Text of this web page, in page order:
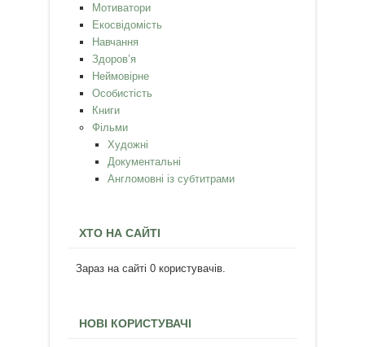
Мотиватори
Екосвідомість
Навчання
Здоров’я
Неймовірне
Особистість
Книги
Фільми
Художні
Документальні
Англомовні із субтитрами
ХТО НА САЙТІ
Зараз на сайті 0 користувачів.
НОВІ КОРИСТУВАЧІ